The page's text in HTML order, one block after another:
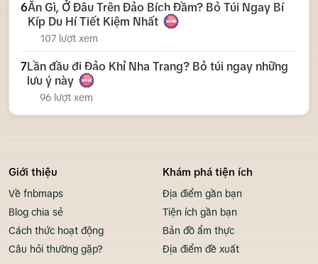
6Ăn Gì, Ở Đâu Trên Đảo Bích Đầm? Bỏ Túi Ngay Bí
Kíp Du Hí Tiết Kiệm Nhất
107 lượt xem
7Lần đầu đi Đảo Khỉ Nha Trang? Bỏ túi ngay những
lưu ý này
96 lượt xem
Giới thiệu
Về fnbmaps
Blog chia sẻ
Cách thức hoạt động
Câu hỏi thường gặp?
Khám phá tiện ích
Địa điểm gần bạn
Tiện ích gần bạn
Bản đồ ẩm thực
Địa điểm đề xuất